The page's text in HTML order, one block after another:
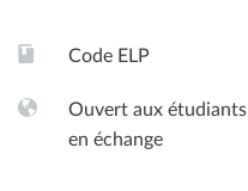
Code ELP
Ouvert aux étudiants
en échange